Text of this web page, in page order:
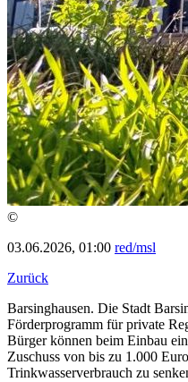
©
03.06.2026, 01:00 red/msl
Zurück
Barsinghausen. Die Stadt
Förderprogramm für private
Bürger können beim Einbau
Zuschuss von bis zu 1.000
Trinkwasserverbrauch zu